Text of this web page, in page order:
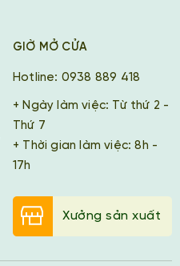
GIỜ MỞ CỬA
Hotline: 0938 889 418
+ Ngày làm việc: Từ thứ 2 -
Thứ 7
+ Thời gian làm việc: 8h -
17h
Xưởng sản xuất